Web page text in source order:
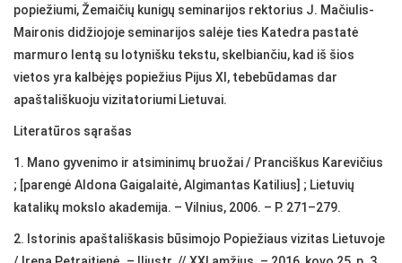
popiežiumi, Žemaičių kunigų seminarijos rektorius J. Mačiulis-
Maironis didžiojoje seminarijos salėje ties Katedra pastatė
marmuro lentą su lotynišku tekstu, skelbiančiu, kad iš šios
vietos yra kalbėjęs popiežius Pijus XI, tebebūdamas dar
apaštališkuoju vizitatoriumi Lietuvai.
Literatūros sąrašas
1. Mano gyvenimo ir atsiminimų bruožai / Pranciškus Karevičius
; [parengė Aldona Gaigalaitė, Algimantas Katilius] ; Lietuvių
katalikų mokslo akademija. – Vilnius, 2006. – P. 271–279.
2. Istorinis apaštališkasis būsimojo Popiežiaus vizitas Lietuvoje